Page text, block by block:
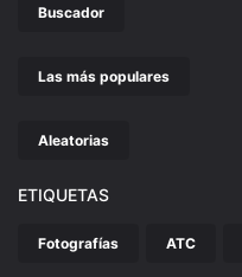
Buscador
Las más populares
Aleatorias
ETIQUETAS
Fotografías ATC